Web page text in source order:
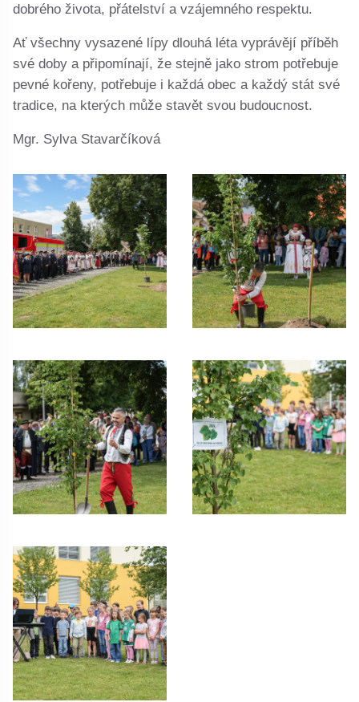
dobrého života, přátelství a vzájemného respektu.
Ať všechny vysazené lípy dlouhá léta vyprávějí příběh
své doby a připomínají, že stejně jako strom potřebuje
pevné kořeny, potřebuje i každá obec a každý stát své
tradice, na kterých může stavět svou budoucnost.
Mgr. Sylva Stavarčíková